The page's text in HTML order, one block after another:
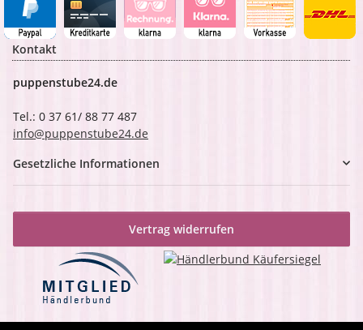
Kontakt
puppenstube24.de
Tel.: 0 37 61/ 88 77 487
info@puppenstube24.de
Gesetzliche Informationen
Vertrag widerrufen